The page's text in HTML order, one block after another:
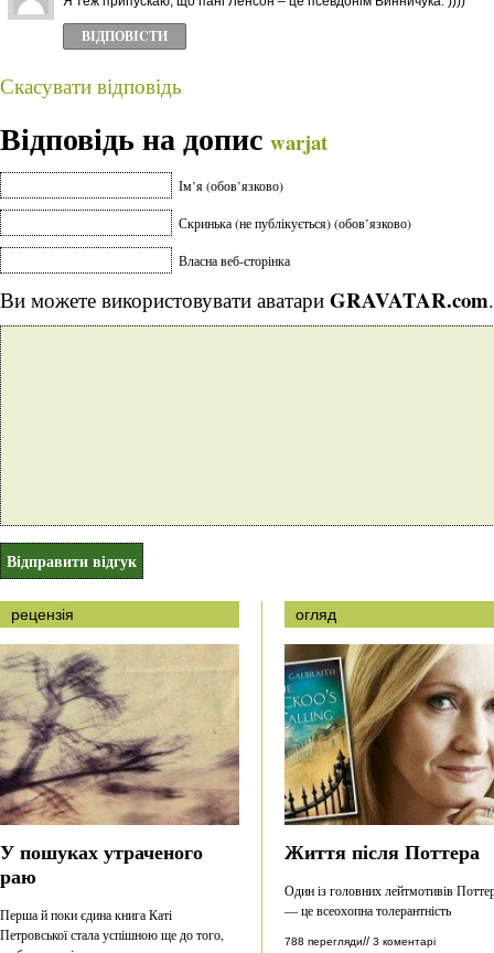
ВІДПОВІCТИ
Скасувати відповідь
Відповідь на допис warjat
Ім’я (обов’язково)
Скринька (не публікується) (обов’язково)
Власна веб-сторінка
Ви можете використовувати аватари GRAVATAR.com.
рецензія
У пошуках утраченого
раю
Перша й поки єдина книга Каті
Петровської стала успішною ще до того,
огляд
Життя після Поттера
Один із головних лейтмотивів
— це всеохопна толерантність
788 перегляди// 3 коментарі